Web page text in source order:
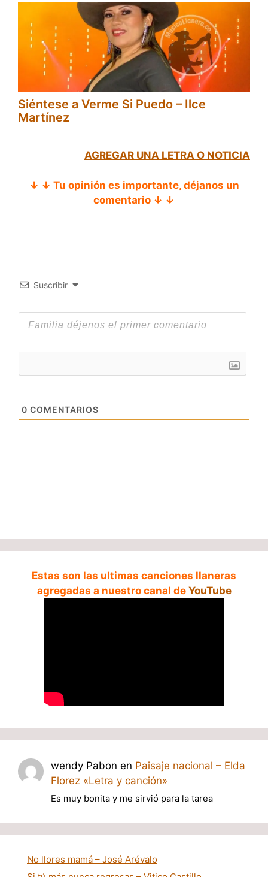
Siéntese a Verme Si Puedo – Ilce
Martínez
AGREGAR UNA LETRA O NOTICIA
↓ ↓ Tu opinión es importante, déjanos un
comentario ↓ ↓
Suscribir
0 COMENTARIOS
Estas son las ultimas canciones llaneras
agregadas a nuestro canal de YouTube
wendy Pabon en Paisaje nacional – Elda
Florez «Letra y canción»
Es muy bonita y me sirvió para la tarea
No llores mamá – José Arévalo